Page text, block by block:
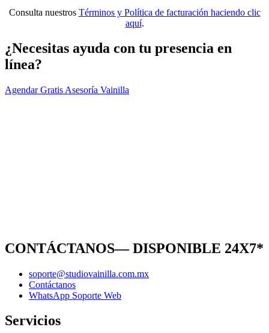
Consulta nuestros Términos y Política de facturación haciendo clic
aquí.
¿Necesitas ayuda con tu presencia en
línea?
Agendar Gratis Asesoría Vainilla
CONTÁCTANOS— DISPONIBLE 24X7*
soporte@studiovainilla.com.mx
Contáctanos
WhatsApp Soporte Web
Servicios